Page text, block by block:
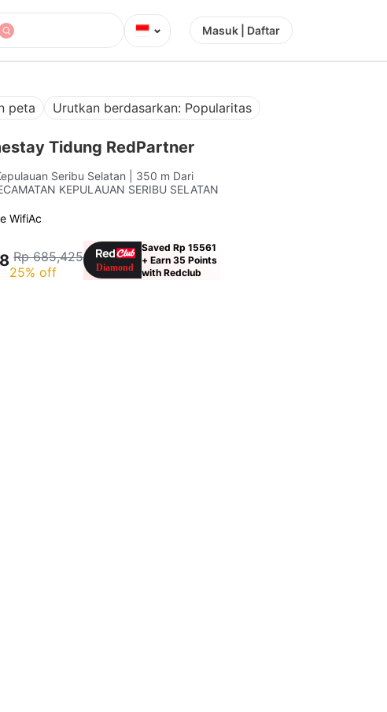
⌄ Masuk | Daftar
peta Urutkan berdasarkan: Popularitas
Tidung RedPartner
Seribu Selatan
| 350 m Dari
KEPULAUAN SERIBU SELATAN
WifiAc
Rp 685,425
25% off
Saved Rp 15561
+ Earn 35 Points
with Redclub